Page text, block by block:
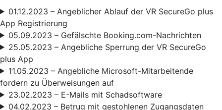
01.12.2023 – Angeblicher Ablauf der VR SecureGo plus
App Registrierung
05.09.2023 – Gefälschte Booking.com-Nachrichten
25.05.2023 – Angebliche Sperrung der VR SecureGo
plus App
11.05.2023 – Angebliche Microsoft-Mitarbeitende
fordern zu Überweisungen auf
23.02.2023 – E-Mails mit Schadsoftware
04.02.2023 – Betrug mit gestohlenen Zugangsdaten